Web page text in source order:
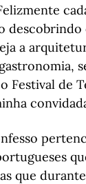
descobrindo
a
Festival de
que